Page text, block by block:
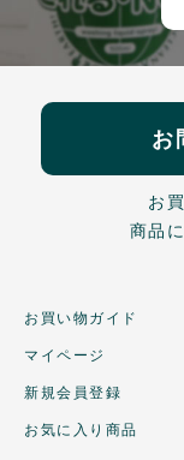
お
お
商品
お買い物ガイド
マイページ
新規会員登録
お気に入り商品